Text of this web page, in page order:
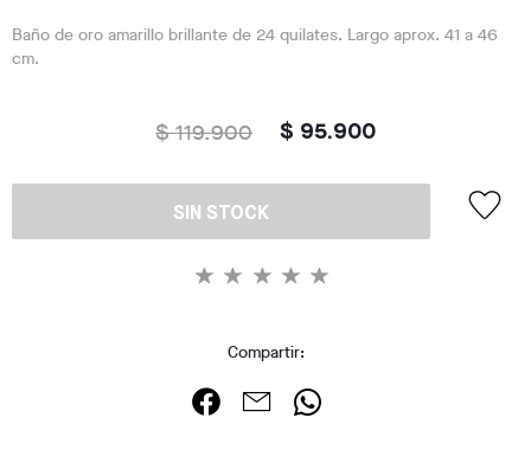
Baño de oro amarillo brillante de 24 quilates. Largo aprox. 41 a 46
cm.
$ 119.900 $ 95.900
SIN STOCK
Compartir: